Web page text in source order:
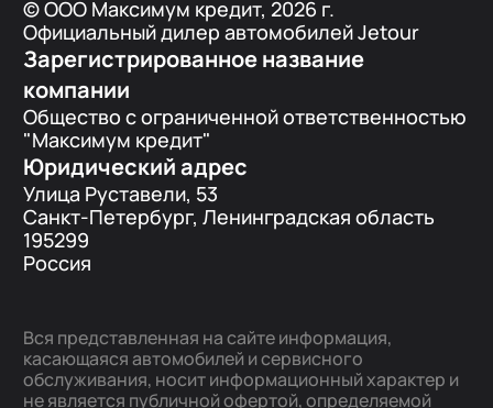
© ООО Максимум кредит, 2026 г.
Официальный дилер автомобилей Jetour
Зарегистрированное название
компании
Общество с ограниченной ответственностью
"Максимум кредит"
Юридический адрес
Улица Руставели, 53
Санкт-Петербург, Ленинградская область
195299
Россия
Вся представленная на сайте информация,
касающаяся автомобилей и сервисного
обслуживания, носит информационный характер и
не является публичной офертой, определяемой